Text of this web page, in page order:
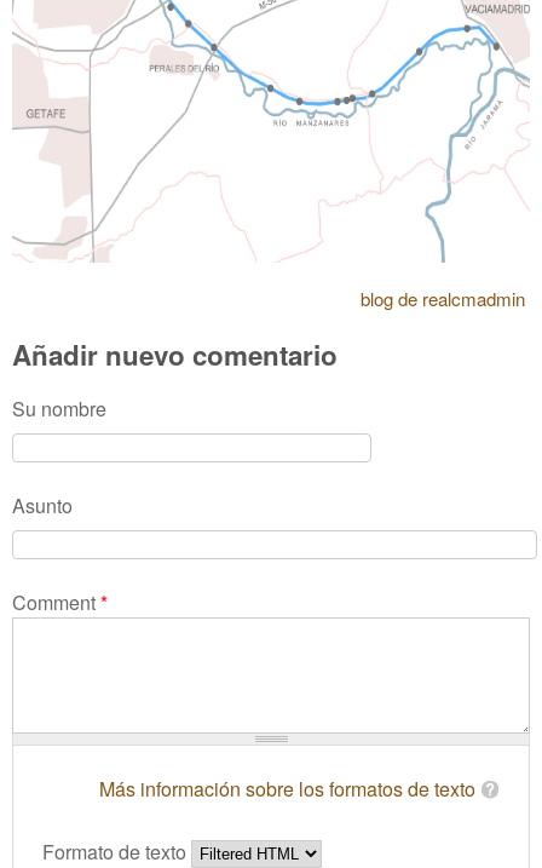
blog de realcmadmin
Añadir nuevo comentario
Su nombre
Asunto
Comment*
Más información sobre los formatos de texto
Formato de texto